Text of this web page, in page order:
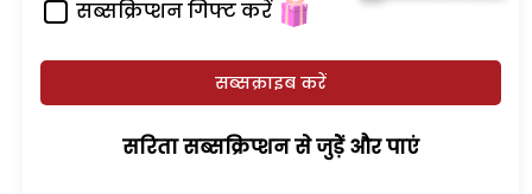
सब्सक्रिप्शन गिफ्ट करें
सब्सक्राइब करें
सरिता सब्सक्रिप्शन से जुड़ेें और पाएं